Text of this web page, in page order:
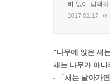
비 없이 담백
2017.02.17.
"나무에 앉은 새
새는 나무가 아
- 「새는 날아가